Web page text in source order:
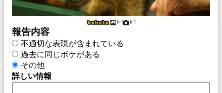
ｋ1 ｋ1
報告内容
不適切な表現が含まれている
過去に同じボケがある
その他
詳しい情報